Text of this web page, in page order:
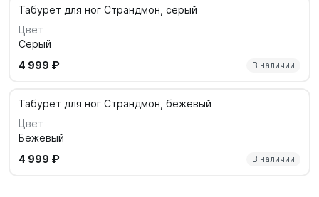
Табурет для ног Страндмон, серый
Цвет
Серый
В наличии
4 999 ₽
Табурет для ног Страндмон, бежевый
Цвет
Бежевый
В наличии
4 999 ₽